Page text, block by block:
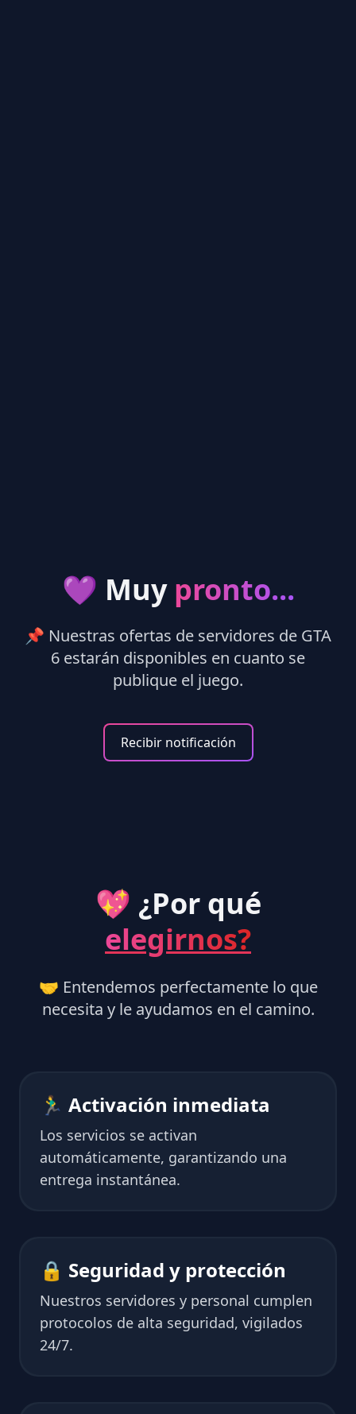
💜 Muy pronto...
📌 Nuestras ofertas de servidores de GTA
6 estarán disponibles en cuanto se
publique el juego.
Recibir notificación
💖 ¿Por qué
elegirnos?
🤝 Entendemos perfectamente lo que
necesita y le ayudamos en el camino.
🏃‍♂️ Activación inmediata
Los servicios se activan
automáticamente, garantizando una
entrega instantánea.
🔒 Seguridad y protección
Nuestros servidores y personal cumplen
protocolos de alta seguridad, vigilados
24/7.